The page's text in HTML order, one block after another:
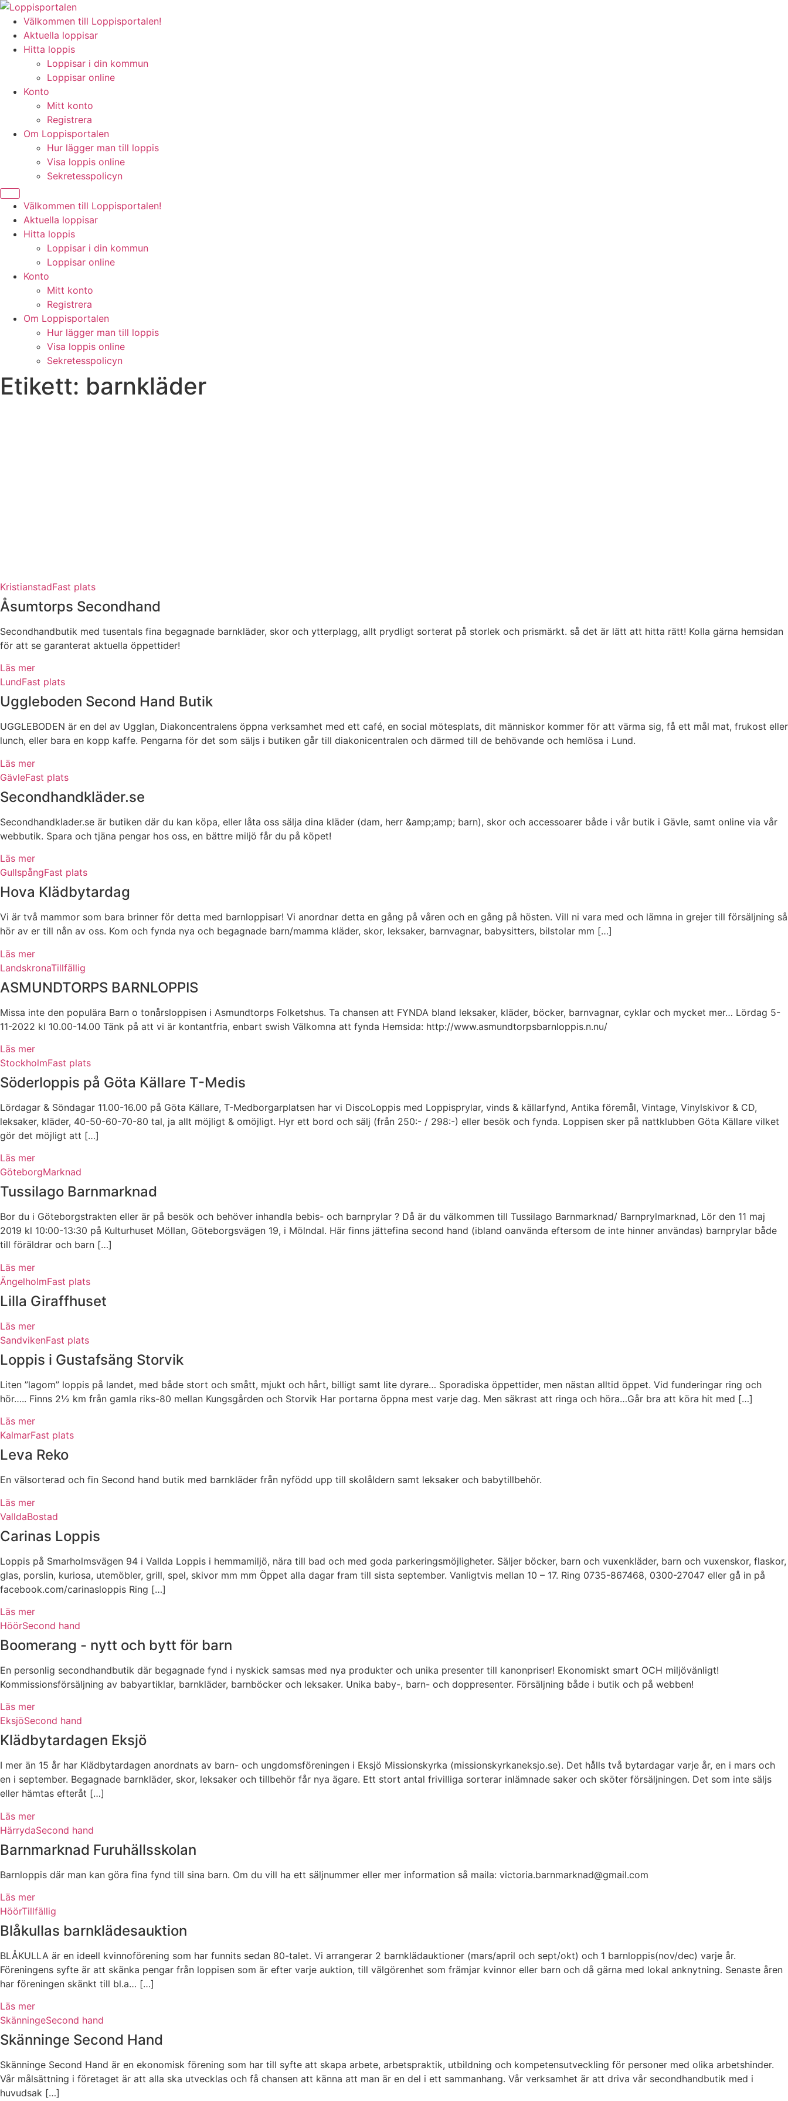
Hoppa
innehåll
Välkommen till Loppisportalen!
Aktuella loppisar
Hitta loppis
Loppisar i din kommun
Loppisar online
Konto
Mitt konto
Registrera
Om Loppisportalen
Hur lägger man till loppis
Visa loppis online
Sekretesspolicyn
Välkommen till Loppisportalen!
Aktuella loppisar
Hitta loppis
Loppisar i din kommun
Loppisar online
Konto
Mitt konto
Registrera
Om Loppisportalen
Hur lägger man till loppis
Visa loppis online
Sekretesspolicyn
Etikett: barnkläder
KristianstadFast plats
Åsumtorps Secondhand
Secondhandbutik med tusentals fina begagnade barnkläder, skor och ytterplagg, allt prydligt sorterat på storlek och prismärkt. så det är lätt att hitta rätt! Kolla gärna hemsidan
för att se garanterat aktuella öppettider!
Läs mer
LundFast plats
Uggleboden Second Hand Butik
UGGLEBODEN är en del av Ugglan, Diakoncentralens öppna verksamhet med ett café, en social mötesplats, dit människor kommer för att värma sig, få ett mål mat, frukost eller
lunch, eller bara en kopp kaffe. Pengarna för det som säljs i butiken går till diakonicentralen och därmed till de behövande och hemlösa i Lund.
Läs mer
GävleFast plats
Secondhandkläder.se
Secondhandklader.se är butiken där du kan köpa, eller låta oss sälja dina kläder (dam, herr &amp;amp; barn), skor och accessoarer både i vår butik i Gävle, samt online via vår
webbutik. Spara och tjäna pengar hos oss, en bättre miljö får du på köpet!
Läs mer
GullspångFast plats
Hova Klädbytardag
Vi är två mammor som bara brinner för detta med barnloppisar! Vi anordnar detta en gång på våren och en gång på hösten. Vill ni vara med och lämna in grejer till försäljning så
hör av er till nån av oss. Kom och fynda nya och begagnade barn/mamma kläder, skor, leksaker, barnvagnar, babysitters, bilstolar mm […]
Läs mer
LandskronaTillfällig
ASMUNDTORPS BARNLOPPIS
Missa inte den populära Barn o tonårsloppisen i Asmundtorps Folketshus. Ta chansen att FYNDA bland leksaker, kläder, böcker, barnvagnar, cyklar och mycket mer… Lördag 5-
11-2022 kl 10.00-14.00 Tänk på att vi är kontantfria, enbart swish Välkomna att fynda Hemsida: http://www.asmundtorpsbarnloppis.n.nu/
Läs mer
StockholmFast plats
Söderloppis på Göta Källare T-Medis
Lördagar & Söndagar 11.00-16.00 på Göta Källare, T-Medborgarplatsen har vi DiscoLoppis med Loppisprylar, vinds & källarfynd, Antika föremål, Vintage, Vinylskivor & CD,
leksaker, kläder, 40-50-60-70-80 tal, ja allt möjligt & omöjligt. Hyr ett bord och sälj (från 250:- / 298:-) eller besök och fynda. Loppisen sker på nattklubben Göta Källare vilket
gör det möjligt att […]
Läs mer
GöteborgMarknad
Tussilago Barnmarknad
Bor du i Göteborgstrakten eller är på besök och behöver inhandla bebis- och barnprylar ? Då är du välkommen till Tussilago Barnmarknad/ Barnprylmarknad, Lör den 11 maj
2019 kl 10:00-13:30 på Kulturhuset Möllan, Göteborgsvägen 19, i Mölndal. Här finns jättefina second hand (ibland oanvända eftersom de inte hinner användas) barnprylar både
till föräldrar och barn […]
Läs mer
ÄngelholmFast plats
Lilla Giraffhuset
Läs mer
SandvikenFast plats
Loppis i Gustafsäng Storvik
Liten ”lagom” loppis på landet, med både stort och smått, mjukt och hårt, billigt samt lite dyrare… Sporadiska öppettider, men nästan alltid öppet. Vid funderingar ring och
hör….. Finns 2½ km från gamla riks-80 mellan Kungsgården och Storvik Har portarna öppna mest varje dag. Men säkrast att ringa och höra…Går bra att köra hit med […]
Läs mer
KalmarFast plats
Leva Reko
En välsorterad och fin Second hand butik med barnkläder från nyfödd upp till skolåldern samt leksaker och babytillbehör.
Läs mer
ValldaBostad
Carinas Loppis
Loppis på Smarholmsvägen 94 i Vallda Loppis i hemmamiljö, nära till bad och med goda parkeringsmöjligheter. Säljer böcker, barn och vuxenkläder, barn och vuxenskor, flaskor,
glas, porslin, kuriosa, utemöbler, grill, spel, skivor mm mm Öppet alla dagar fram till sista september. Vanligtvis mellan 10 – 17. Ring 0735-867468, 0300-27047 eller gå in på
facebook.com/carinasloppis Ring […]
Läs mer
HöörSecond hand
Boomerang - nytt och bytt för barn
En personlig secondhandbutik där begagnade fynd i nyskick samsas med nya produkter och unika presenter till kanonpriser! Ekonomiskt smart OCH miljövänligt!
Kommissionsförsäljning av babyartiklar, barnkläder, barnböcker och leksaker. Unika baby-, barn- och doppresenter. Försäljning både i butik och på webben!
Läs mer
EksjöSecond hand
Klädbytardagen Eksjö
I mer än 15 år har Klädbytardagen anordnats av barn- och ungdomsföreningen i Eksjö Missionskyrka (missionskyrkaneksjo.se). Det hålls två bytardagar varje år, en i mars och
en i september. Begagnade barnkläder, skor, leksaker och tillbehör får nya ägare. Ett stort antal frivilliga sorterar inlämnade saker och sköter försäljningen. Det som inte säljs
eller hämtas efteråt […]
Läs mer
HärrydaSecond hand
Barnmarknad Furuhällsskolan
Barnloppis där man kan göra fina fynd till sina barn. Om du vill ha ett säljnummer eller mer information så maila: victoria.barnmarknad@gmail.com
Läs mer
HöörTillfällig
Blåkullas barnklädesauktion
BLÅKULLA är en ideell kvinnoförening som har funnits sedan 80-talet. Vi arrangerar 2 barnklädauktioner (mars/april och sept/okt) och 1 barnloppis(nov/dec) varje år.
Föreningens syfte är att skänka pengar från loppisen som är efter varje auktion, till välgörenhet som främjar kvinnor eller barn och då gärna med lokal anknytning. Senaste åren
har föreningen skänkt till bl.a… […]
Läs mer
SkänningeSecond hand
Skänninge Second Hand
Skänninge Second Hand är en ekonomisk förening som har till syfte att skapa arbete, arbetspraktik, utbildning och kompetensutveckling för personer med olika arbetshinder.
Vår målsättning i företaget är att alla ska utvecklas och få chansen att känna att man är en del i ett sammanhang. Vår verksamhet är att driva vår secondhandbutik med i
huvudsak […]